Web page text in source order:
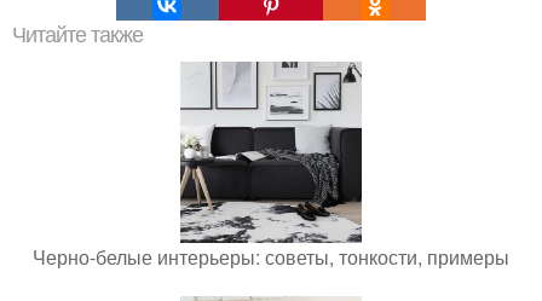
Читайте также
Черно-белые интерьеры: советы, тонкости, примеры